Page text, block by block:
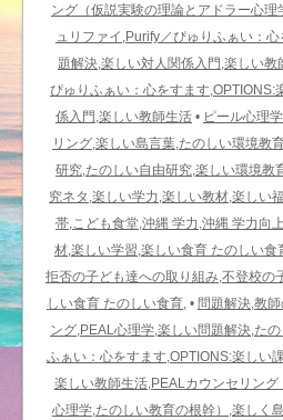
ング（仮説実験の理論とアドラー心理
ュリファイ,Purify／ぴゅりふぁい：
題解決,楽しい対人関係入門,楽しい
ぴゅりふぁい：心をすます,OPTIONS:
係入門,楽しい教師生活 • ピール心理
リング,楽しい島言葉,たのしい環境教
研究,たのしい自由研究,楽しい環境教
究ネタ,楽しい学力,楽しい教材,楽しい
帯,こども食堂,沖縄 学力,沖縄 学力向
材,楽しい学習,楽しい食育 たのしい食
拒否の子ども達への取り組み,不登校の
しい食育 たのしい食育, • 問題解決,教
ング,PEAL心理学,楽しい問題解決,た
ふぁい：心をすます,OPTIONS:楽しい
楽しい教師生活,PEALカウンセリン
心理学,たのしい教育の根幹）,楽しく